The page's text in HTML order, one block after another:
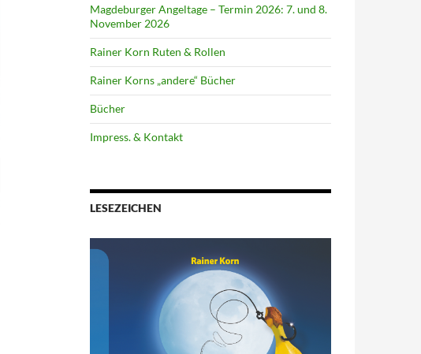
Magdeburger Angeltage – Termin 2026: 7. und 8.
November 2026
Rainer Korn Ruten & Rollen
Rainer Korns „andere“ Bücher
Bücher
Impress. & Kontakt
LESEZEICHEN